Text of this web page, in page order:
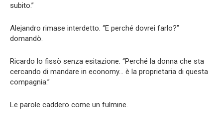
subito.”
Alejandro rimase interdetto. “E perché dovrei farlo?”
domandò.
Ricardo lo fissò senza esitazione. “Perché la donna che sta
cercando di mandare in economy… è la proprietaria di questa
compagnia.”
Le parole caddero come un fulmine.